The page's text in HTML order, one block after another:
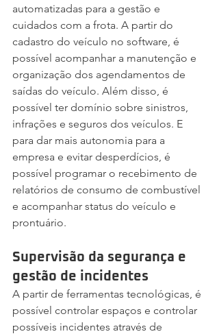
automatizadas para a gestão e
cuidados com a frota. A partir do
cadastro do veículo no software, é
possível acompanhar a manutenção e
organização dos agendamentos de
saídas do veículo. Além disso, é
possível ter domínio sobre sinistros,
infrações e seguros dos veículos. E
para dar mais autonomia para a
empresa e evitar desperdícios, é
possível programar o recebimento de
relatórios de consumo de combustível
e acompanhar status do veículo e
prontuário.
Supervisão da segurança e
gestão de incidentes
A partir de ferramentas tecnológicas, é
possível controlar espaços e controlar
possíveis incidentes através de